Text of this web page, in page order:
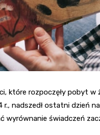
które rozpoczęły pobyt w
r., nadszedł ostatni dzień
wyrównanie świadczeń